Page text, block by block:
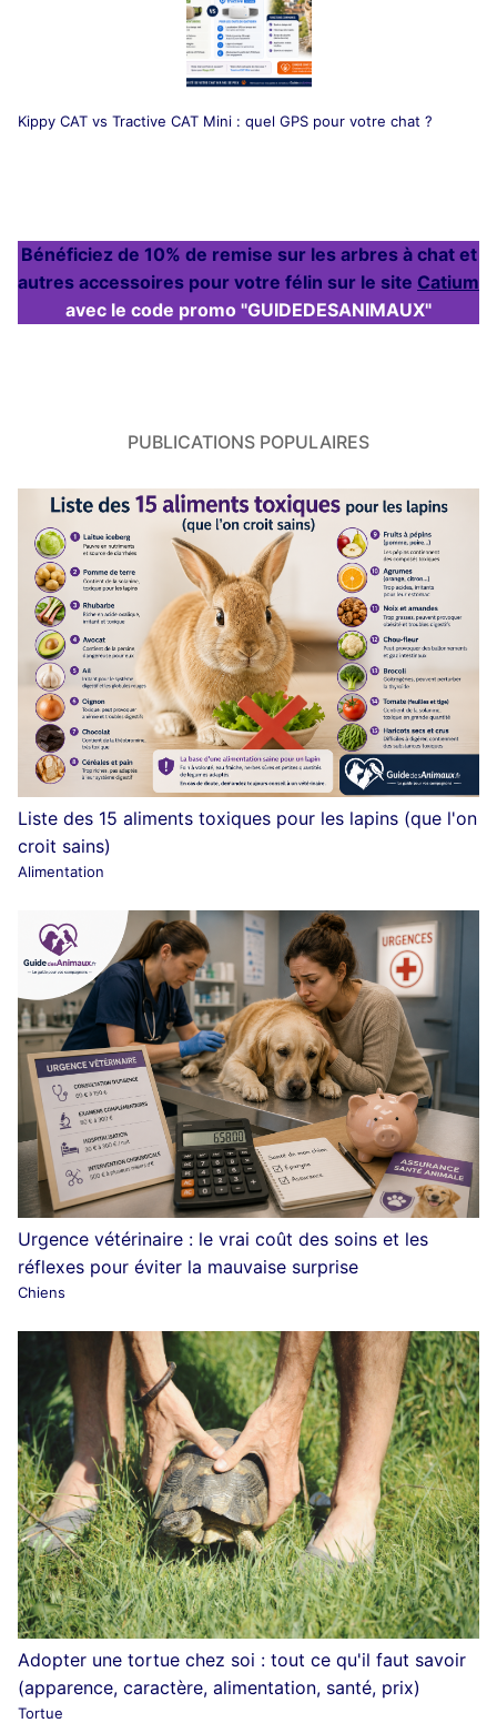
Kippy CAT vs Tractive CAT Mini : quel GPS pour votre chat ?
Bénéficiez de 10% de remise sur les arbres à chat et
autres accessoires pour votre félin sur le site Catium
avec le code promo "GUIDEDESANIMAUX"
PUBLICATIONS POPULAIRES
Liste des 15 aliments toxiques pour les lapins (que l'on
croit sains)
Alimentation
Urgence vétérinaire : le vrai coût des soins et les
réflexes pour éviter la mauvaise surprise
Chiens
Adopter une tortue chez soi : tout ce qu'il faut savoir
(apparence, caractère, alimentation, santé, prix)
Tortue